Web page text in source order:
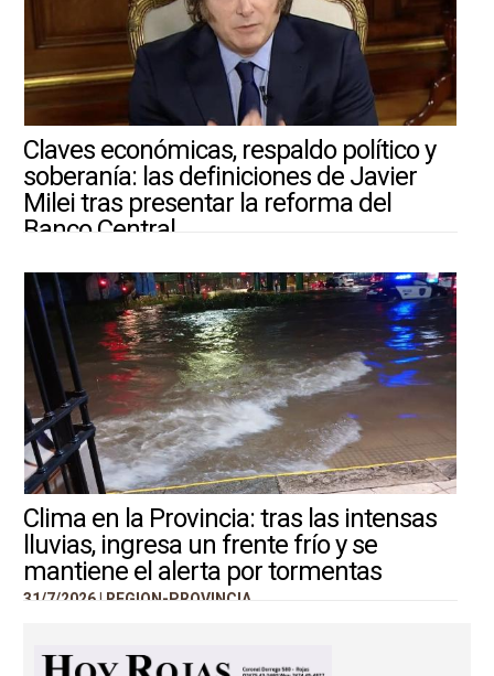
Claves económicas, respaldo político y
soberanía: las definiciones de Javier
Milei tras presentar la reforma del
Banco Central
Clima en la Provincia: tras las intensas
lluvias, ingresa un frente frío y se
mantiene el alerta por tormentas
31/7/2026 | REGION-PROVINCIA